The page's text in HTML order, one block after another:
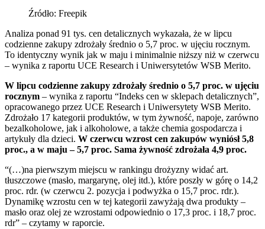
Źródło: Freepik
Analiza ponad 91 tys. cen detalicznych wykazała, że w lipcu
codzienne zakupy zdrożały średnio o 5,7 proc. w ujęciu rocznym.
To identyczny wynik jak w maju i minimalnie niższy niż w czerwcu
– wynika z raportu UCE Research i Uniwersytetów WSB Merito.
W lipcu codzienne zakupy zdrożały średnio o 5,7 proc. w ujęciu
rocznym – wynika z raportu “Indeks cen w sklepach detalicznych”,
opracowanego przez UCE Research i Uniwersytety WSB Merito.
Zdrożało 17 kategorii produktów, w tym żywność, napoje, zarówno
bezalkoholowe, jak i alkoholowe, a także chemia gospodarcza i
artykuły dla dzieci. W czerwcu wzrost cen zakupów wyniósł 5,8
proc., a w maju – 5,7 proc. Sama żywność zdrożała 4,9 proc.
“(…)na pierwszym miejscu w rankingu drożyzny widać art.
tłuszczowe (masło, margarynę, olej itd.), które poszły w górę o 14,2
proc. rdr. (w czerwcu 2. pozycja i podwyżka o 15,7 proc. rdr.).
Dynamikę wzrostu cen w tej kategorii zawyżają dwa produkty –
masło oraz olej ze wzrostami odpowiednio o 17,3 proc. i 18,7 proc.
rdr” – czytamy w raporcie.